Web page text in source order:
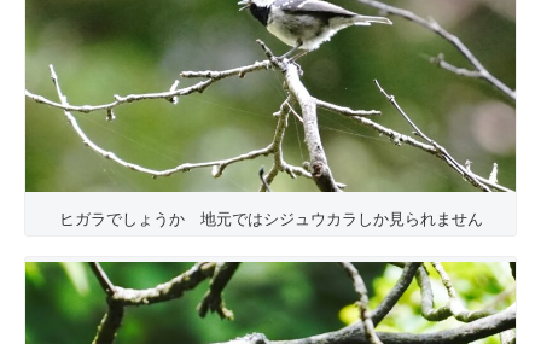
ヒガラでしょうか 地元ではシジュウカラしか見られません